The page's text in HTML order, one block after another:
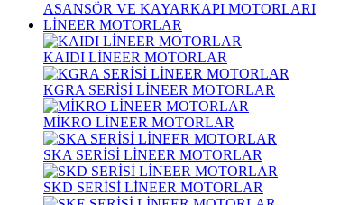
ASANSÖR VE KAYARKAPI MOTORLARI
LİNEER MOTORLAR
KAIDI LİNEER MOTORLAR
KGRA SERİSİ LİNEER MOTORLAR
MİKRO LİNEER MOTORLAR
SKA SERİSİ LİNEER MOTORLAR
SKD SERİSİ LİNEER MOTORLAR